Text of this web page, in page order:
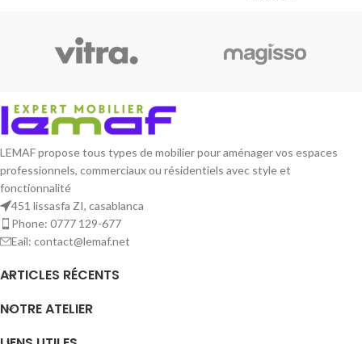
LEMAF propose tous types de mobilier pour aménager vos espaces
professionnels, commerciaux ou résidentiels avec style et
fonctionnalité
451 lissasfa ZI, casablanca
Phone: 0777 129-677
Eail: contact@lemaf.net
ARTICLES RÉCENTS
NOTRE ATELIER